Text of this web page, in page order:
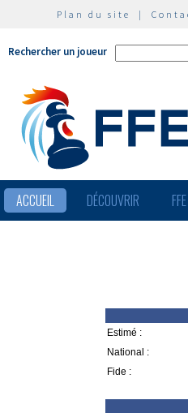
Plan du site |
Rechercher un joueur
ACCUEIL DÉCOUVRIR FFE
Estimé :
National :
Fide :